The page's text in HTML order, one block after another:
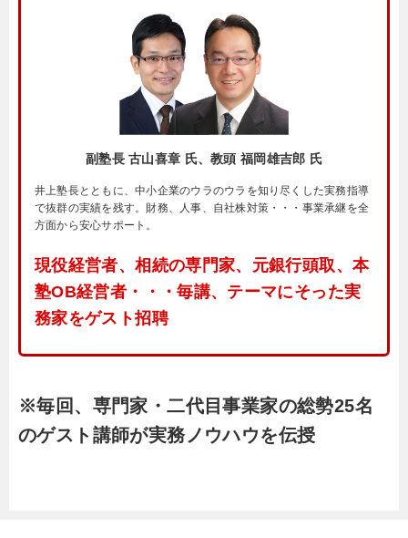
副塾長 古山喜章 氏、教頭 福岡雄吉郎 氏
井上塾長とともに、中小企業のウラのウラを知り尽くした実務指導
で抜群の実績を残す。財務、人事、自社株対策・・・事業承継を全
方面から安心サポート。
現役経営者、相続の専門家、元銀行頭取、本
塾OB経営者・・・毎講、テーマにそった実
務家をゲスト招聘
※毎回、専門家・二代目事業家の総勢25名
のゲスト講師が実務ノウハウを伝授